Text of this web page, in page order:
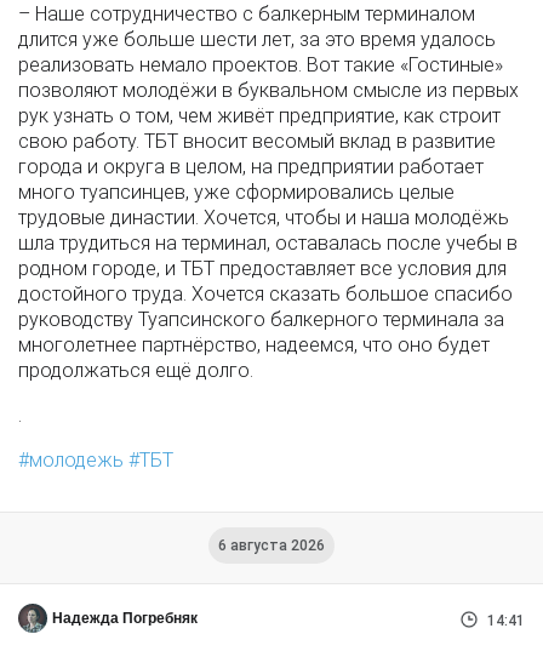
– Наше сотрудничество с балкерным терминалом
длится уже больше шести лет, за это время удалось
реализовать немало проектов. Вот такие «Гостиные»
позволяют молодёжи в буквальном смысле из первых
рук узнать о том, чем живёт предприятие, как строит
свою работу. ТБТ вносит весомый вклад в развитие
города и округа в целом, на предприятии работает
много туапсинцев, уже сформировались целые
трудовые династии. Хочется, чтобы и наша молодёжь
шла трудиться на терминал, оставалась после учебы в
родном городе, и ТБТ предоставляет все условия для
достойного труда. Хочется сказать большое спасибо
руководству Туапсинского балкерного терминала за
многолетнее партнёрство, надеемся, что оно будет
продолжаться ещё долго.
молодежь
ТБТ
6 августа 2026
Надежда Погребняк 14:41